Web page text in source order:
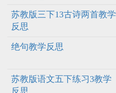
苏教版三下13古诗两首教学
反思
绝句教学反思
苏教版语文五下练习3教学